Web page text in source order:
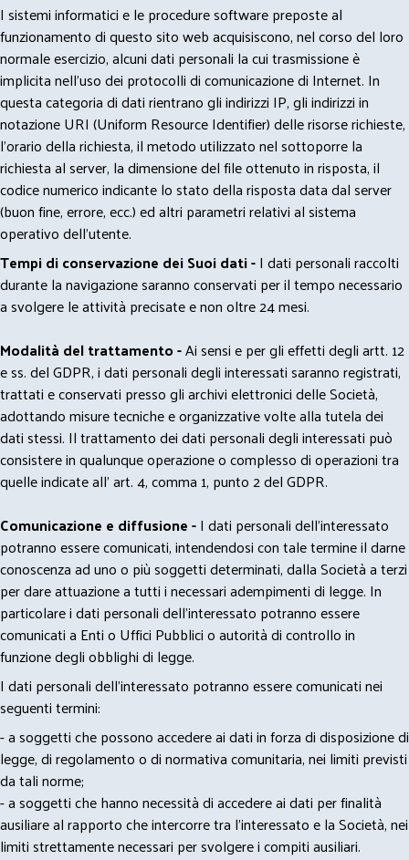
I sistemi informatici e le procedure software preposte al
funzionamento di questo sito web acquisiscono, nel corso del loro
normale esercizio, alcuni dati personali la cui trasmissione è
implicita nell'uso dei protocolli di comunicazione di Internet. In
questa categoria di dati rientrano gli indirizzi IP, gli indirizzi in
notazione URI (Uniform Resource Identifier) delle risorse richieste,
l'orario della richiesta, il metodo utilizzato nel sottoporre la
richiesta al server, la dimensione del file ottenuto in risposta, il
codice numerico indicante lo stato della risposta data dal server
(buon fine, errore, ecc.) ed altri parametri relativi al sistema
operativo dell'utente.
Tempi di conservazione dei Suoi dati -I dati personali raccolti
durante la navigazione saranno conservati per il tempo necessario
a svolgere le attività precisate e non oltre 24 mesi.
Modalità del trattamento -Ai sensi e per gli effetti degli artt. 12
e ss. del GDPR, i dati personali degli interessati saranno registrati,
trattati e conservati presso gli archivi elettronici delle Società,
adottando misure tecniche e organizzative volte alla tutela dei
dati stessi. Il trattamento dei dati personali degli interessati può
consistere in qualunque operazione o complesso di operazioni tra
quelle indicate all' art. 4, comma 1, punto 2 del GDPR.
Comunicazione e diffusione -I dati personali dell’interessato
potranno essere comunicati, intendendosi con tale termine il darne
conoscenza ad uno o più soggetti determinati, dalla Società a terzi
per dare attuazione a tutti i necessari adempimenti di legge. In
particolare i dati personali dell’interessato potranno essere
comunicati a Enti o Uffici Pubblici o autorità di controllo in
funzione degli obblighi di legge.
I dati personali dell’interessato potranno essere comunicati nei
seguenti termini:
- a soggetti che possono accedere ai dati in forza di disposizione di
legge, di regolamento o di normativa comunitaria, nei limiti previsti
da tali norme;
- a soggetti che hanno necessità di accedere ai dati per finalità
ausiliare al rapporto che intercorre tra l’interessato e la Società, nei
limiti strettamente necessari per svolgere i compiti ausiliari.